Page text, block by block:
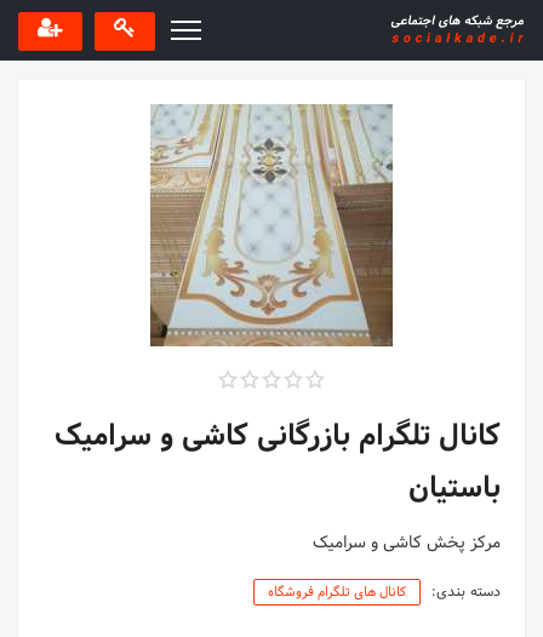
کانال تلگرام بازرگانی کاشی و سرامیک
باستیان
مرکز پخش کاشی و سرامیک
دسته بندی: کانال های تلگرام فروشگاه